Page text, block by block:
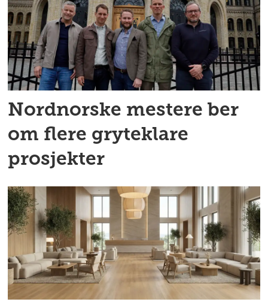
Nordnorske mestere ber
om flere gryteklare
prosjekter